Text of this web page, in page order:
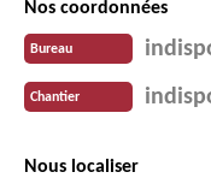
Nos coordonnées
Bureau
Chantier
Nous localiser